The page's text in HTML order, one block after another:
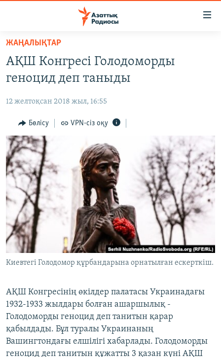
Skip
main
content
to
Navigation
Skip
Search
САЯСАТ
ҚАҢТАР ОҚИҒАСЫ
АДАМ ҚҰҚЫҚТАРЫ
ӘЛЕУМЕТ
ӘЛЕМ
АРНАЙЫ ЖОБАЛАР
Русский
ЖАЗЫЛЫҢЫЗ
ЖАҢАЛЫҚТАР
АҚШ Конгресі Голодоморды
геноцид деп таныды
12 желтоқсан 2018 жыл, 16:55
Бөлісу VPN-сіз оқу
Киевтегі Голодомор құрбандарына орнатылған ескерткіш.
АҚШ Конгресінің өкілдер палатасы Украинадағы
1932-1933 жылдары болған ашаршылық -
Голодоморды геноцид деп танитын қарар
қабылдады. Бұл туралы Украинаның
Вашингтондағы елшілігі хабарлады. Голодоморды
геноцид деп танитын құжатты 3 қазан күні АҚШ